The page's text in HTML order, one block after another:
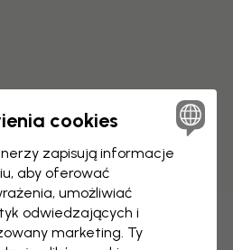
cookies
zapisują informacje
aby oferować
umożliwiać
odwiedzających i
marketing. Ty